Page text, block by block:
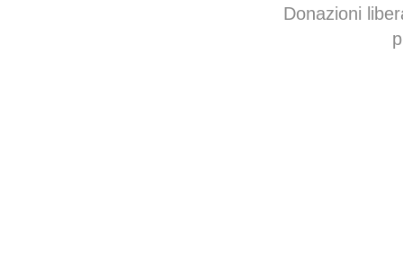
Donazioni